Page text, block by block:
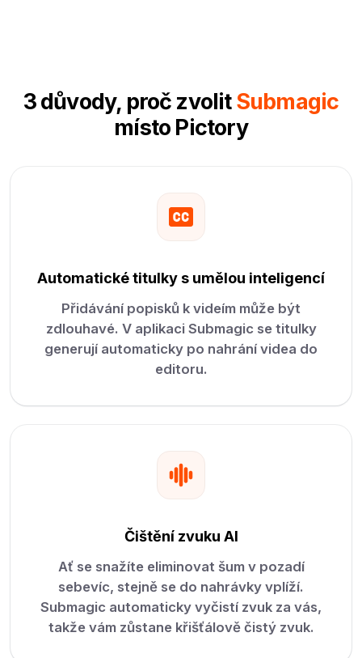
3 důvody, proč zvolitSubmagic
místo Pictory
Automatické titulky s umělou inteligencí
Přidávání popisků k videím může být
zdlouhavé. V aplikaci Submagic se titulky
generují automaticky po nahrání videa do
editoru.
Čištění zvuku AI
Ať se snažíte eliminovat šum v pozadí
sebevíc, stejně se do nahrávky vplíží.
Submagic automaticky vyčistí zvuk za vás,
takže vám zůstane křišťálově čistý zvuk.